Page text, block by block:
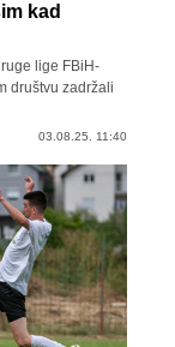
kad
lige FBiH-
društvu zadržali
03.08.25. 11:40